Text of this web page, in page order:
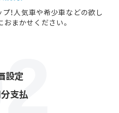
！人気車や希少車などの欲し
まかせください。
設定
支払